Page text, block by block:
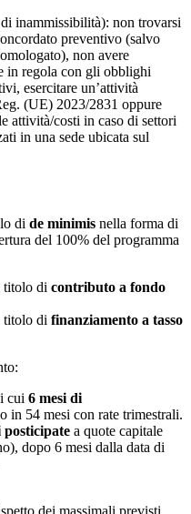
inammissibilità): non trovarsi
preventivo (salvo
non avere
in regola con gli obblighi
esercitare un’attività
(UE) 2023/2831 oppure
attività/costi in caso di settori
in una sede ubicata sul
di de minimis nella forma di
del 100% del programma
titolo di contributo a fondo
titolo di finanziamento a tasso
cui 6 mesi di
in 54 mesi con rate trimestrali.
a quote capitale
dopo 6 mesi dalla data di
dei massimali previsti